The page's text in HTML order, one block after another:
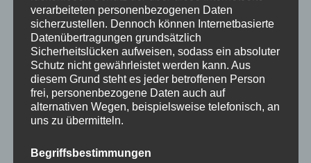
KATEGORIEN
Aktuelle Fakten und Umfragen
verarbeiteten personenbezogenen Daten
sicherzustellen. Dennoch können Internetbasierte
Datenübertragungen grundsätzlich
Sicherheitslücken aufweisen, sodass ein absoluter
Schutz nicht gewährleistet werden kann. Aus
diesem Grund steht es jeder betroffenen Person
frei, personenbezogene Daten auch auf
alternativen Wegen, beispielsweise telefonisch, an
uns zu übermitteln.
Begriffsbestimmungen